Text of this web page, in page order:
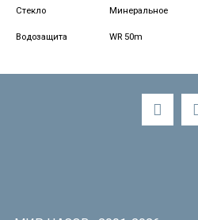
Стекло Минеральное
Водозащита WR 50m